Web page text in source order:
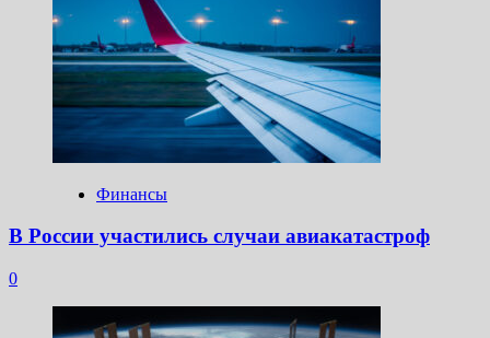
Финансы
В России участились случаи авиакатастроф
0